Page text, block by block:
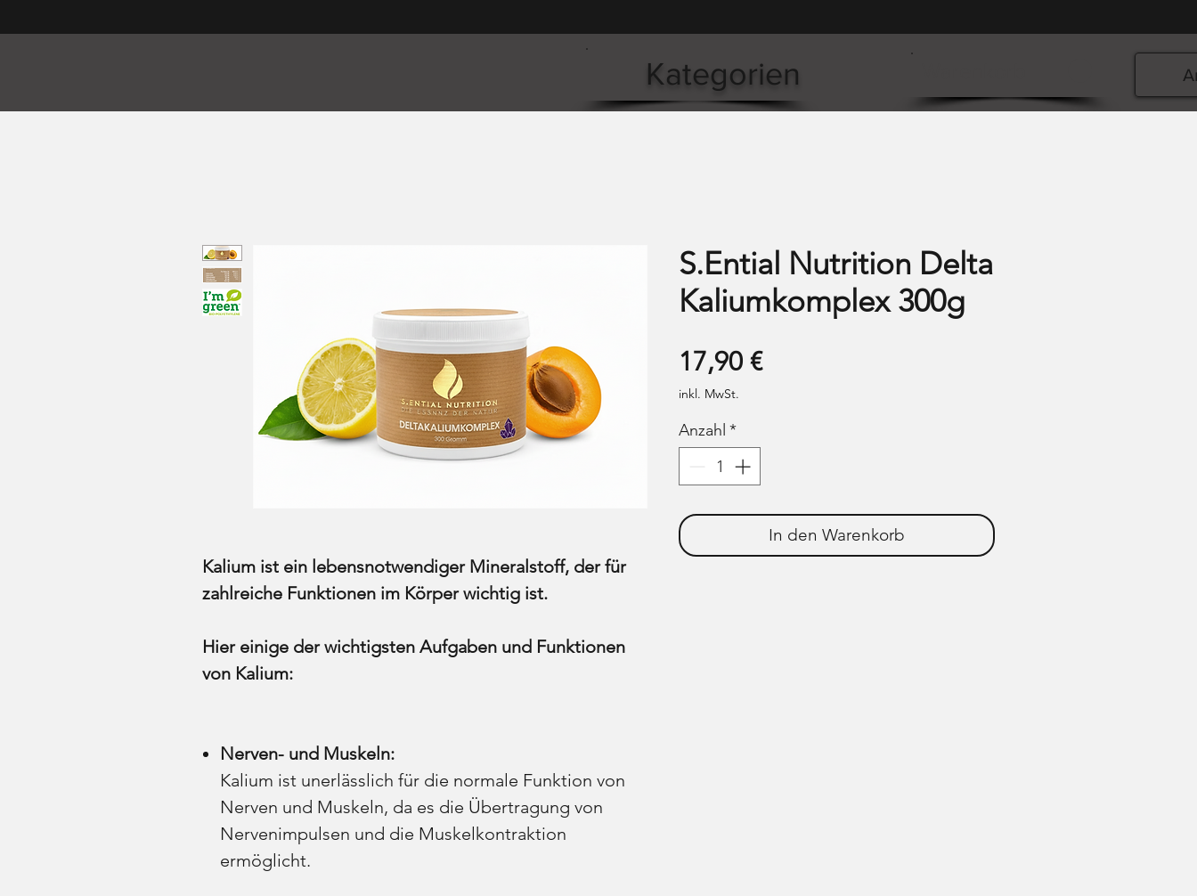
Kategorien
Kalium ist ein lebensnotwendiger Mineralstoff, der für
zahlreiche Funktionen im Körper wichtig ist.
Hier einige der wichtigsten Aufgaben und Funktionen
von Kalium:
Nerven- und Muskeln:
Kalium ist unerlässlich für die normale Funktion von
Nerven und Muskeln, da es die Übertragung von
Nervenimpulsen und die Muskelkontraktion
ermöglicht.
S.Ential Nutrition Delta
Kaliumkomplex 300g
17,90 €Preis
inkl. MwSt.
Anzahl *
In den Warenkorb